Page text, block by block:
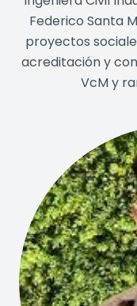
Federico Santa
proyectos
acreditación y
VcM y